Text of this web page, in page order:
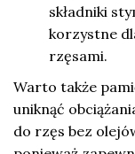
składniki
korzystne
rzęsami.
Warto także
uniknąć
do rzęs bez